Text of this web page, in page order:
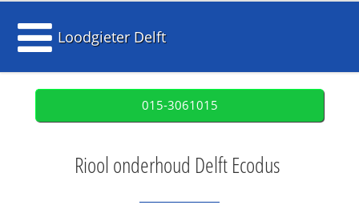
Loodgieter Delft
015-3061015
Riool onderhoud Delft Ecodus